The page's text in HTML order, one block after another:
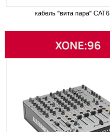
кабель "вита пара"